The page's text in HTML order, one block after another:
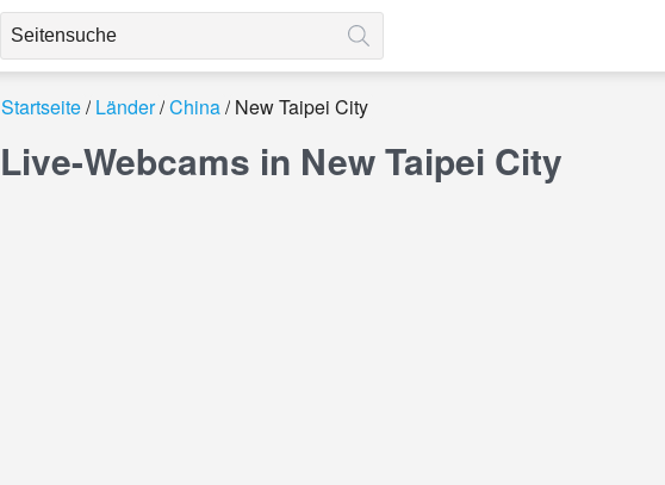
Startseite Länder China New Taipei City
Live-Webcams in New Taipei City